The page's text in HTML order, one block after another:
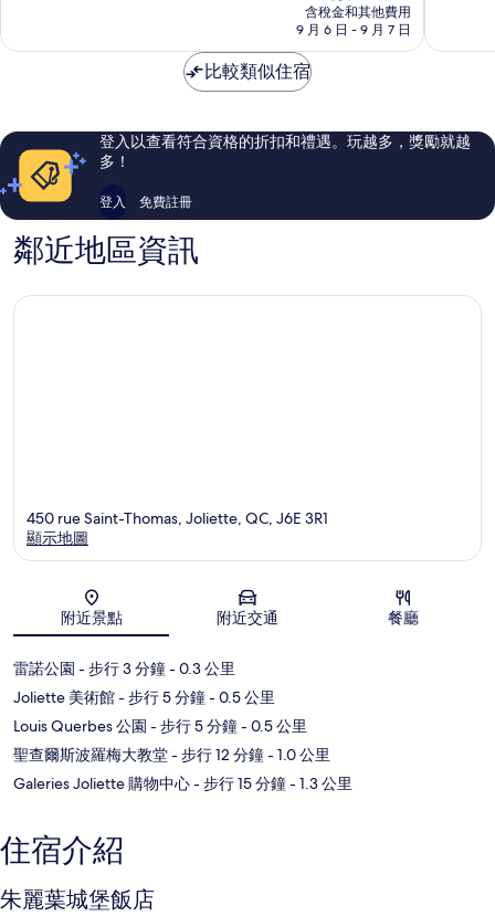
評
價
格
為
含稅金和其他費用
9 月 6 日 - 9 月 7 日
棒
評
論
比較類似住宿
登入以查看符合資格的折扣和禮遇。玩越多，獎勵就越
多！
登入 免費註冊
鄰近地區資訊
地圖
450 rue Saint-Thomas, Joliette, QC, J6E 3R1
顯示地圖
附近景點 附近交通 餐廳
雷諾公園 - 步行 3 分鐘- 0.3 公里
Joliette 美術館- 步行 5 分鐘- 0.5 公里
Louis Querbes 公園 - 步行 5 分鐘- 0.5 公里
聖查爾斯波羅梅大教堂- 步行 12 分鐘- 1.0 公里
Galeries Joliette 購物中心- 步行 15 分鐘- 1.3 公里
住宿介紹
朱麗葉城堡飯店